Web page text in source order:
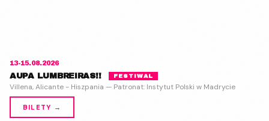
13-15.08.2026
AUPA LUMBREIRAS!! FESTIWAL
Villena, Alicante - Hiszpania — Patronat: Instytut Polski w Madrycie
BILETY →